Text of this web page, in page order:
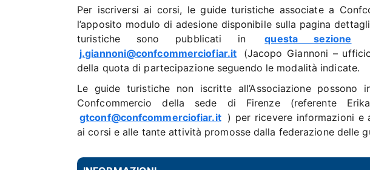
Per iscriversi ai corsi, le guide turistiche associate a
l’apposito modulo di adesione disponibile sulla pagina
turistiche sono pubblicati in
questa sezione
j.giannoni@confcommerciofiar.it
(Jacopo Giannoni –
della quota di partecipazione seguendo le modalità indicate.
Le guide turistiche non iscritte all’Associazione possono
Confcommercio della sede di Firenze (referente
gtconf@confcommerciofiar.it ) per ricevere informazioni e
ai corsi e alle tante attività promosse dalla federazione delle